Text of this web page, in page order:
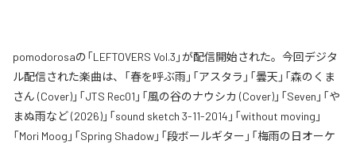
pomodorosaの「LEFTOVERS Vol.3」が配信開始された。今回デジタ
ル配信された楽曲は、「春を呼ぶ雨」「アスタラ」「曇天」「森のくま
さん (Cover)」「JTS Rec01」「風の谷のナウシカ (Cover)」「Seven」「や
まぬ雨など (2026)」「sound sketch 3-11-2014」「without moving」
「Mori Moog」「Spring Shadow」「段ボールギター」「梅雨の日オーケ